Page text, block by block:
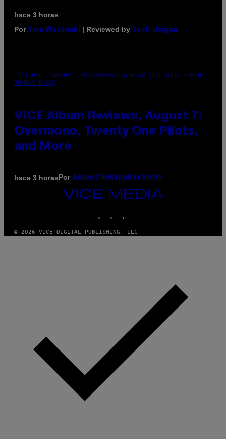
hace 3 horas
Por Sam Watanuki | Reviewed by Ysolt Usigan
PICTURED: LONDON'S MAN/WOMAN/CHAINSAW (ILLUSTRATION BY
JOHNNY RYAN)
VICE Album Reviews, August 7:
Overmono, Twenty One Pilots,
and More
hace 3 horasPor Adam Christopher Smith
VICE
© 2026 VICE DIGITAL PUBLISHING, LLC